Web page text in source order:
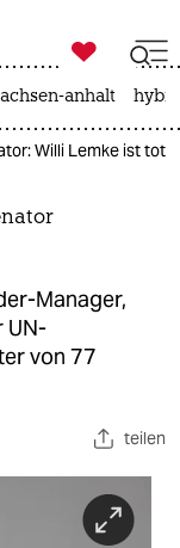

taz zahl ich
anhalt
Willi Lemke ist tot
Manager,
UN-
von 77
teilen